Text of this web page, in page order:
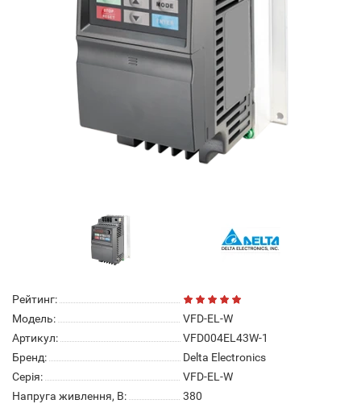
Рейтинг:
Модель:
VFD-EL-W
Артикул:
VFD004EL43W-1
Бренд:
Delta Electronics
Серія:
VFD-EL-W
Напруга живлення, В:
380